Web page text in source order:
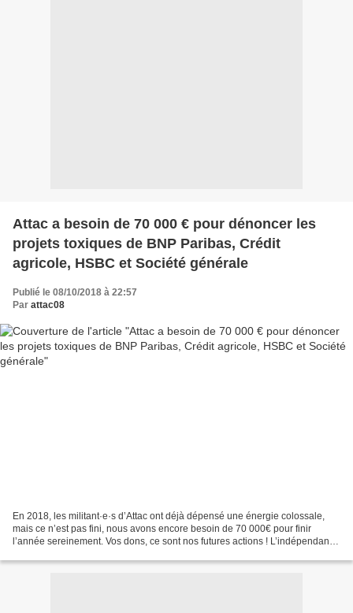
Attac a besoin de 70 000 € pour dénoncer les
projets toxiques de BNP Paribas, Crédit
agricole, HSBC et Société générale
Publié le 08/10/2018 à 22:57
Par attac08
En 2018, les militant·e·s d’Attac ont déjà dépensé une énergie colossale,
mais ce n’est pas fini, nous avons encore besoin de 70 000€ pour finir
l’année sereinement. Vos dons, ce sont nos futures actions ! L’indépendance